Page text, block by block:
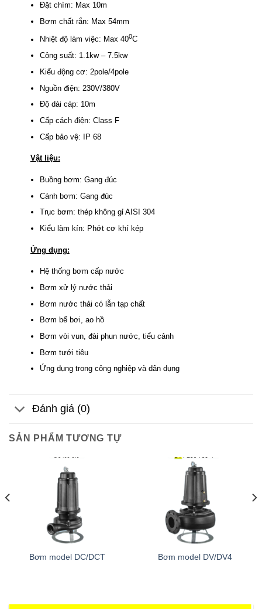
Đặt chìm: Max 10m
Bơm chất rắn: Max 54mm
Nhiệt độ làm việc: Max 400C
Công suất: 1.1kw – 7.5kw
Kiểu động cơ: 2pole/4pole
Nguồn điện: 230V/380V
Độ dài cáp: 10m
Cấp cách điện: Class F
Cấp bảo vệ: IP 68
Vật liệu:
Buồng bơm: Gang đúc
Cánh bơm: Gang đúc
Trục bơm: thép không gỉ AISI 304
Kiểu làm kín: Phớt cơ khí kép
Ứng dụng:
Hệ thống bơm cấp nước
Bơm xử lý nước thải
Bơm nước thải có lẫn tạp chất
Bơm bể bơi, ao hồ
Bơm vòi vun, đài phun nước, tiểu cảnh
Bơm tưới tiêu
Ứng dụng trong công nghiệp và dân dụng
Đánh giá (0)
SẢN PHẨM TƯƠNG TỰ
Bơm model DC/DCT Bơm model DV/DV4